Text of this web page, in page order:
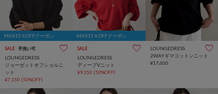
MAX15％OFFクーポン
SALE 手洗い可
LOUNGEDRESS
ジョーゼットオフショルニ
ット
¥7,150 (50%OFF)
MAX15％OFFクーポン
SALE
LOUNGEDRESS
ディープVニット
¥9,350 (50%OFF)
LOUNGEDRESS
2WAYギマコットンニット
¥17,600